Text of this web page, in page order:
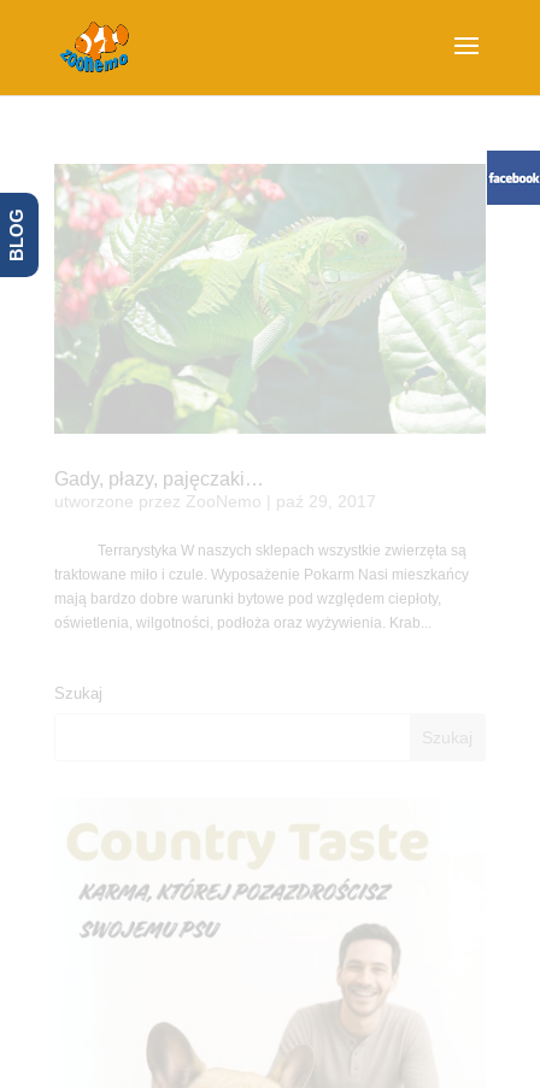
Gady, płazy, pajęczaki…
utworzone przez ZooNemo paź 29, 2017
Terrarystyka W naszych sklepach wszystkie zwierzęta są
traktowane miło i czule. Wyposażenie Pokarm Nasi mieszkańcy
mają bardzo dobre warunki bytowe pod względem ciepłoty,
oświetlenia, wilgotności, podłoża oraz wyżywienia. Krab...
Szukaj
BLOG